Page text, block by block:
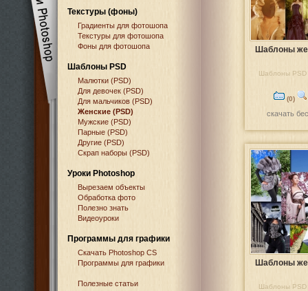
Текстуры (фоны)
Градиенты для фотошопа
Текстуры для фотошопа
Фоны для фотошопа
Шаблоны PSD
Малютки (PSD)
Для девочек (PSD)
Для мальчиков (PSD)
Женские (PSD)
Мужские (PSD)
Парные (PSD)
Другие (PSD)
Скрап наборы (PSD)
Уроки Photoshop
Вырезаем объекты
Обработка фото
Полезно знать
Видеоуроки
Программы для графики
Cкачать Photoshop CS
Программы для графики
Полезные статьи
Шаблоны
Шаблоны PSD
(0)
скачать
Шаблоны
Шаблоны PSD